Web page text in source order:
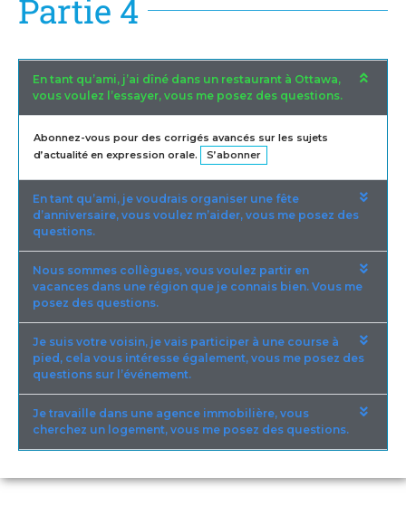
Partie 4
En tant qu’ami, j’ai dîné dans un restaurant à Ottawa,
vous voulez l’essayer, vous me posez des questions.
Abonnez-vous pour des corrigés avancés sur les sujets
d’actualité en expression orale.
S’abonner
En tant qu’ami, je voudrais organiser une fête
d’anniversaire, vous voulez m’aider, vous me posez des
questions.
Nous sommes collègues, vous voulez partir en
vacances dans une région que je connais bien. Vous me
posez des questions.
Je suis votre voisin, je vais participer à une course à
pied, cela vous intéresse également, vous me posez des
questions sur l’événement.
Je travaille dans une agence immobilière, vous
cherchez un logement, vous me posez des questions.